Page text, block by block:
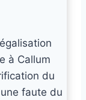
à Callum
du
faute du